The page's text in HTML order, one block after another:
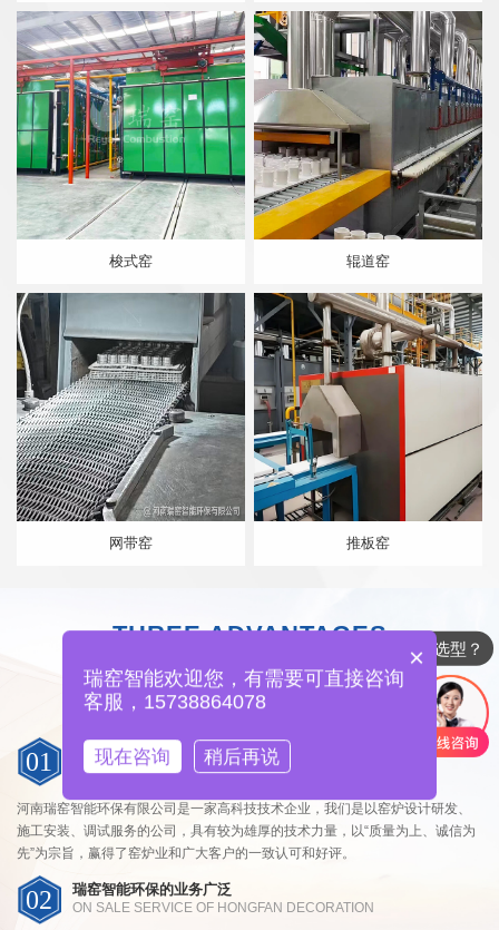
梭式窑 辊道窑
网带窑 推板窑
THREE ADVANTAGES
选择我们的3大理由
01 瑞窑智能环保的售前服务
PRE SALES SERVICE OF HONGFAN DECORATION
河南瑞窑智能环保有限公司是一家高科技技术企业，我们是以窑炉设计研发、
施工安装、调试服务的公司，具有较为雄厚的技术力量，以“质量为上、诚信为
先”为宗旨，赢得了窑炉业和广大客户的一致认可和好评。
02 瑞窑智能环保的业务广泛
ON SALE SERVICE OF HONGFAN DECORATION
如何选型？
×
瑞窑智能欢迎您，有需要可直接咨询
客服，15738864078
现在咨询 稍后再说